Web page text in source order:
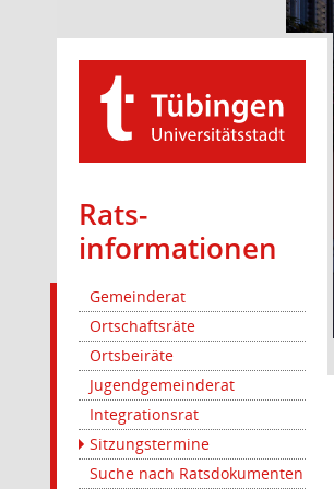
Rats­
informationen
Gemeinderat
Ortschaftsräte
Ortsbeiräte
Jugendgemeinderat
Integrationsrat
Sitzungstermine
Suche nach Ratsdokumenten